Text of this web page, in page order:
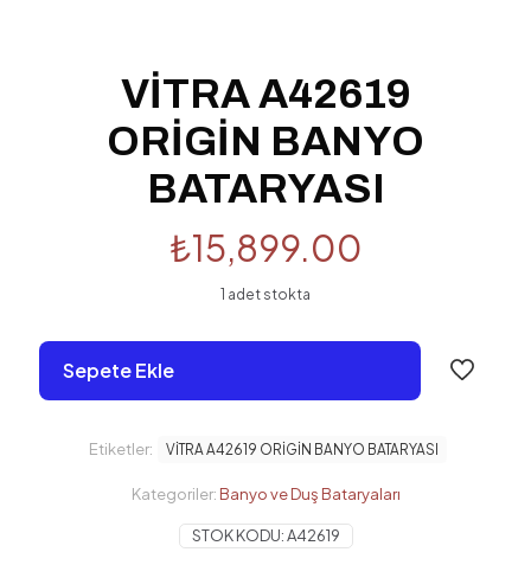
VİTRA A42619
ORİGİN BANYO
BATARYASI
₺15,899.00
1 adet stokta
Sepete Ekle
STOK KODU:A42619
Kategoriler: Banyo ve Duş Bataryaları
Etiketler: VİTRA A42619 ORİGİN BANYO BATARYASI